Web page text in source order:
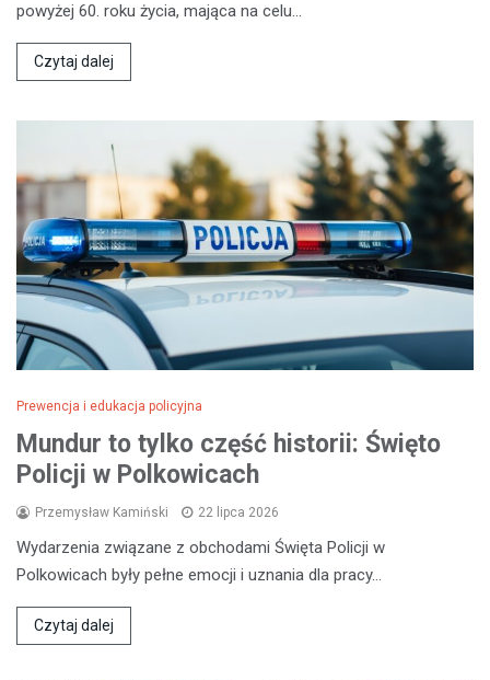
powyżej 60. roku życia, mająca na celu…
Czytaj dalej
Prewencja i edukacja policyjna
Mundur to tylko część historii: Święto
Policji w Polkowicach
Przemysław Kamiński 22 lipca 2026
Wydarzenia związane z obchodami Święta Policji w
Polkowicach były pełne emocji i uznania dla pracy…
Czytaj dalej